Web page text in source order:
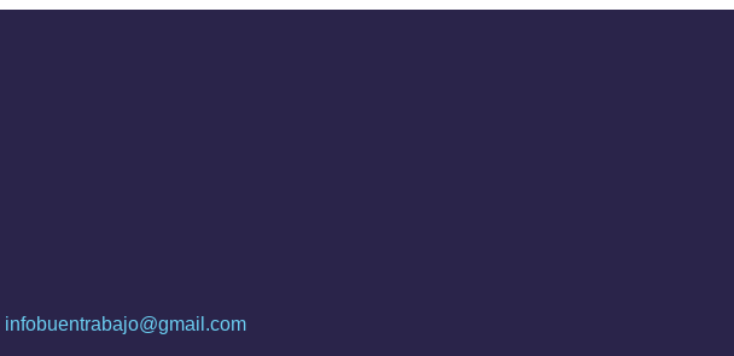
infobuentrabajo@gmail.com